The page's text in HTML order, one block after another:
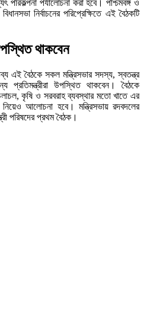
পর্যালোচনা করা হবে। পশ্চিমবঙ্গ ও
নির্বাচনের পরিপ্রেক্ষিতে এই বৈঠকটি
থাকবেন
এই বৈঠকে সকল মন্ত্রিসভার সদস্য, স্বতন্ত্র
প্রতিমন্ত্রীরা উপস্থিত থাকবেন। বৈঠকে
কৃষি ও সরবরাহ ব্যবস্থার মতো খাতে এর
আলোচনা হবে। মন্ত্রিসভায় রদবদলের
পরিষদের প্রথম বৈঠক।